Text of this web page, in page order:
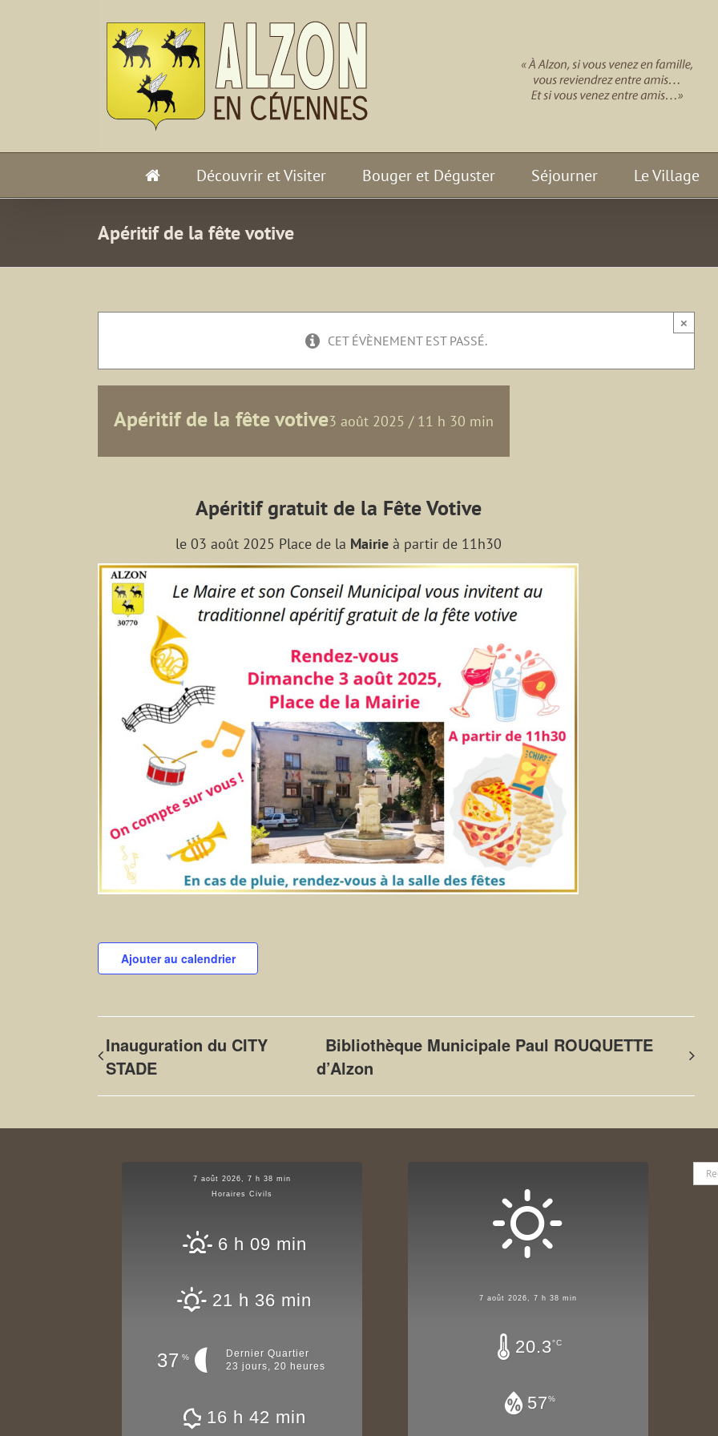
Découvrir et Visiter Bouger et Déguster Séjourner Le Village
Apéritif de la fête votive
×
CET ÉVÈNEMENT EST PASSÉ.
Apéritif de la fête votive3 août 2025 / 11 h 30 min
Apéritif gratuit de la Fête Votive
le 03 août 2025 Place de la Mairieà partir de 11h30
Ajouter au calendrier
Inauguration du CITY
STADE
Bibliothèque Municipale Paul ROUQUETTE
d’Alzon
7 août 2026, 7 h 38 min
Horaires Civils
6 h 09 min
21 h 36 min
37 %
Dernier Quartier
23 jours, 20 heures
16 h 42 min
7 août 2026, 7 h 38 min
20.3°C
57%